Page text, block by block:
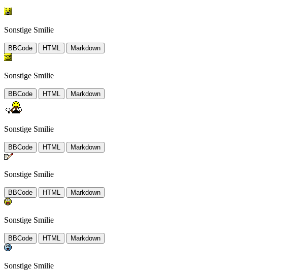
Sonstige Smilie
BBCode HTML Markdown
Sonstige Smilie
BBCode HTML Markdown
Sonstige Smilie
BBCode HTML Markdown
Sonstige Smilie
BBCode HTML Markdown
Sonstige Smilie
BBCode HTML Markdown
Sonstige Smilie